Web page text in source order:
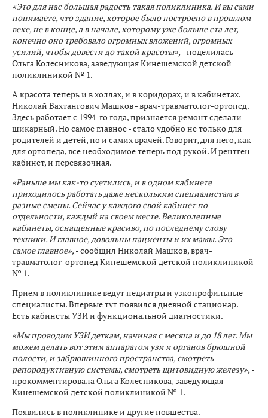
«Это для нас большая радость такая поликлиника. И вы сами
понимаете, что здание, которое было построено в прошлом
веке, не в конце, а в начале, которому уже больше ста лет,
конечно оно требовало огромных вложений, огромных
усилий, чтобы довести до такой красоты», - поделилась
Ольга Колесникова, заведующая Кинешемской детской
поликлиникой № 1.
А красота теперь и в холлах, и в коридорах, и в кабинетах.
Николай Вахтангович Машков - врач-травматолог-ортопед.
Здесь работает с 1994-го года, признается ремонт сделали
шикарный. Но самое главное - стало удобно не только для
родителей и детей, но и самих врачей. Говорит, для него, как
для ортопеда, все необходимое теперь под рукой. И рентген-
кабинет, и перевязочная.
«Раньше мы как-то суетились, и в одном кабинете
приходилось работать даже нескольким специалистам в
разные смены. Сейчас у каждого свой кабинет по
отдельности, каждый на своем месте. Великолепные
кабинеты, оснащенные красиво, по последнему слову
техники. И главное, довольны пациенты и их мамы. Это
самое главное», - сообщил Николай Машков, врач-
травматолог-ортопед Кинешемской детской поликлиникой
№ 1.
Прием в поликлинике ведут педиатры и узкопрофильные
специалисты. Впервые тут появился дневной стационар.
Есть кабинеты УЗИ и функциональной диагностики.
«Мы проводим УЗИ деткам, начиная с месяца и до 18 лет. Мы
можем делать вот этим аппаратом узи и органов брюшной
полости, и забрюшинного пространства, смотреть
репородуктивную системы, смотреть щитовидную железу», -
прокомментировала Ольга Колесникова, заведующая
Кинешемской детской поликлиникой № 1.
Появились в поликлинике и другие новшества.